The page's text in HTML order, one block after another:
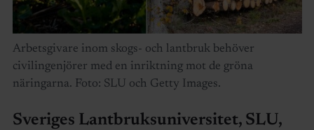
Arbetsgivare inom skogs- och lantbruk behöver
civilingenjörer med en inriktning mot de gröna
näringarna. Foto: SLU och Getty Images.
Sveriges Lantbruksuniversitet, SLU,